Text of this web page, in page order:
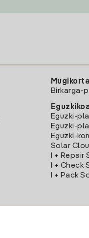
Birkarga-
Eguzki-
Eguzki-
Eguzki-
Solar
I + Repair
I + Check
I + Pack